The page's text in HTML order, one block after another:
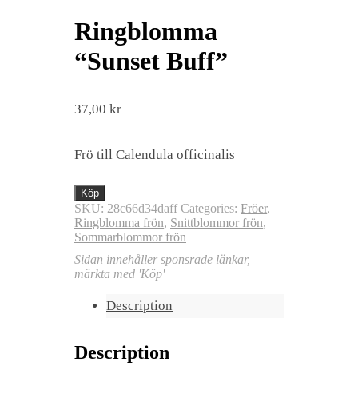
Ringblomma
“Sunset Buff”
37,00 kr
Frö till Calendula officinalis
Köp
SKU: 28c66d34daff Categories: Fröer,
Ringblomma frön, Snittblommor frön,
Sommarblommor frön
Sidan innehåller sponsrade länkar,
märkta med 'Köp'
Description
Description